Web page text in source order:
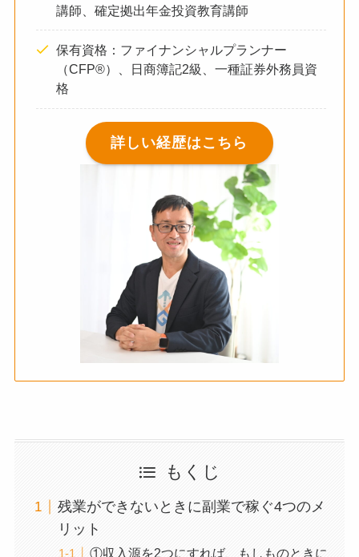
講師、確定拠出年金投資教育講師
保有資格：ファイナンシャルプランナー
（CFP®）、日商簿記2級、一種証券外務員資
格
詳しい経歴はこちら
もくじ
残業ができないときに副業で稼ぐ4つのメ
リット
①収入源を2つにすれば、もしものときに